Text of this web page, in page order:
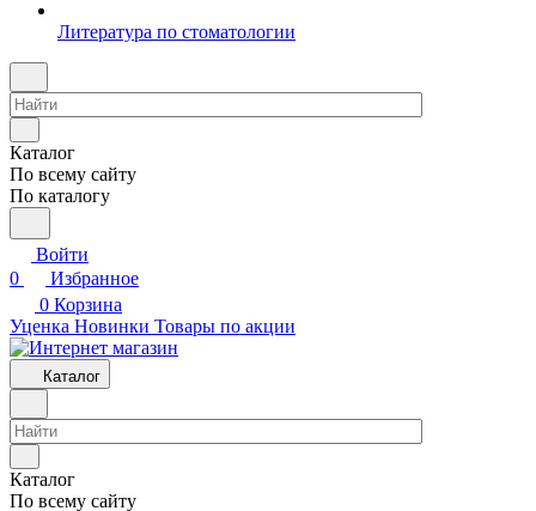
Литература по стоматологии
Каталог
По всему сайту
По каталогу
Войти
0
Избранное
0 Корзина
Уценка Новинки Товары по акции
Каталог
Каталог
По всему сайту